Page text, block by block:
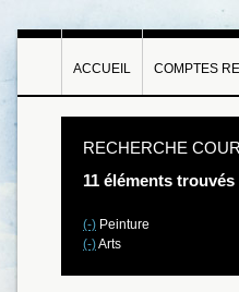
ACCUEIL COMPTES
RECHERCHE
11 éléments trouvés
(-) Peinture
(-)Arts